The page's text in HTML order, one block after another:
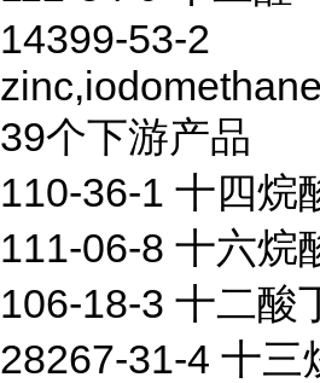
14399-53-2
zinc,iodomethane
39个下游产品
110-36-1 十四烷
111-06-8 十六烷
106-18-3 十二酸
28267-31-4 十三